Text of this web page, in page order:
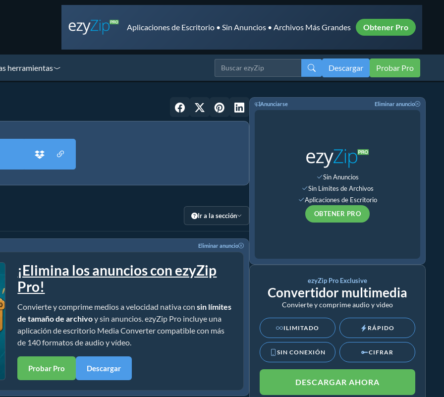
Aplicaciones de Escritorio • Sin Anuncios • Archivos Más Grandes Obtener Pro
herramientas Descargar Probar Pro
Ir a la sección
Eliminar anuncio
¡Elimina los anuncios con ezyZip
Pro!
Convierte y comprime medios a velocidad nativa consin límites
de tamaño de archivoy sin anuncios. ezyZip Pro incluye una
aplicación de escritorio Media Converter compatible con más
de 140 formatos de audio y vídeo.
Probar Pro Descargar
Anunciarse Eliminar anuncio
Sin Anuncios
Sin Límites de Archivos
Aplicaciones de Escritorio
OBTENER PRO
ezyZip Pro Exclusive
Convertidor multimedia
Convierte y comprime audio y video
ILIMITADO RÁPIDO
SIN CONEXIÓN CIFRAR
DESCARGAR AHORA